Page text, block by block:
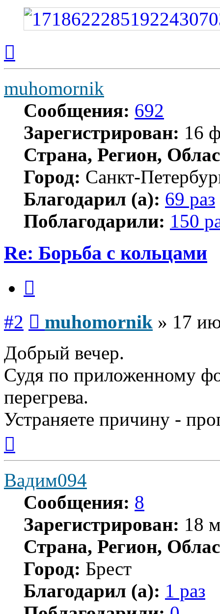
началу
muhomornik
Сообщения: 692
Зарегистрирован: 16
Страна, Регион,
Город: Санкт-
Благодарил (а): 69 раз
Поблагодарили: 150
Re: Борьба с кольцами
#2 muhomornik » 17
Добрый вечер.
Судя по приложенному
перегрева.
Устраняете причину -
началу
Вадим094
Сообщения: 8
Зарегистрирован: 18
Страна, Регион,
Город: Брест
Благодарил (а): 1 раз